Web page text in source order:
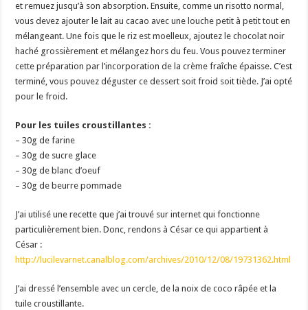
et remuez jusqu’à son absorption. Ensuite, comme un risotto normal,
vous devez ajouter le lait au cacao avec une louche petit à petit tout en
mélangeant. Une fois que le riz est moelleux, ajoutez le chocolat noir
haché grossièrement et mélangez hors du feu. Vous pouvez terminer
cette préparation par l’incorporation de la crème fraîche épaisse. C’est
terminé, vous pouvez déguster ce dessert soit froid soit tiède. J’ai opté
pour le froid.
Pour les tuiles croustillantes :
– 30g de farine
– 30g de sucre glace
– 30g de blanc d’oeuf
– 30g de beurre pommade
J’ai utilisé une recette que j’ai trouvé sur internet qui fonctionne
particulièrement bien. Donc, rendons à César ce qui appartient à
César :
http://lucilevarnet.canalblog.com/archives/2010/12/08/19731362.html
J’ai dressé l’ensemble avec un cercle, de la noix de coco râpée et la
tuile croustillante.